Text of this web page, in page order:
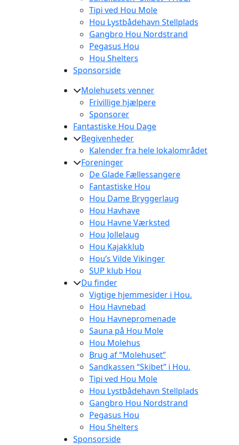
Tipi ved Hou Mole
Hou Lystbådehavn Stellplads
Gangbro Hou Nordstrand
Pegasus Hou
Hou Shelters
Sponsorside
Molehusets venner
Frivillige hjælpere
Sponsorer
Fantastiske Hou Dage
Begivenheder
Kalender fra hele lokalområdet
Foreninger
De Glade Fællessangere
Fantastiske Hou
Hou Dame Bryggerlaug
Hou Havhave
Hou Havne Værksted
Hou Jollelaug
Hou Kajakklub
Hou’s Vilde Vikinger
SUP klub Hou
Du finder
Vigtige hjemmesider i Hou.
Hou Havnebad
Hou Havnepromenade
Sauna på Hou Mole
Hou Molehus
Brug af “Molehuset”
Sandkassen “Skibet” i Hou.
Tipi ved Hou Mole
Hou Lystbådehavn Stellplads
Gangbro Hou Nordstrand
Pegasus Hou
Hou Shelters
Sponsorside